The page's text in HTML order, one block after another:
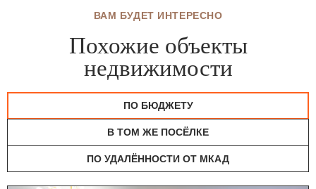
ВАМ БУДЕТ ИНТЕРЕСНО
Похожие объекты
недвижимости
ПО БЮДЖЕТУ
В ТОМ ЖЕ ПОСЁЛКЕ
ПО УДАЛЁННОСТИ ОТ МКАД